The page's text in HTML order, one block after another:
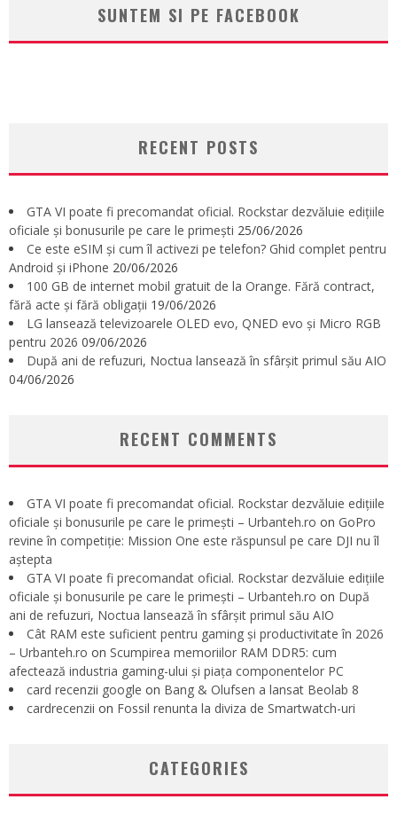
SUNTEM SI PE FACEBOOK
RECENT POSTS
GTA VI poate fi precomandat oficial. Rockstar dezvăluie edițiile
oficiale și bonusurile pe care le primești 25/06/2026
Ce este eSIM și cum îl activezi pe telefon? Ghid complet pentru
Android și iPhone 20/06/2026
100 GB de internet mobil gratuit de la Orange. Fără contract,
fără acte și fără obligații 19/06/2026
LG lansează televizoarele OLED evo, QNED evo și Micro RGB
pentru 2026 09/06/2026
După ani de refuzuri, Noctua lansează în sfârșit primul său AIO
04/06/2026
RECENT COMMENTS
GTA VI poate fi precomandat oficial. Rockstar dezvăluie edițiile
oficiale și bonusurile pe care le primești – Urbanteh.ro on GoPro
revine în competiție: Mission One este răspunsul pe care DJI nu îl
aștepta
GTA VI poate fi precomandat oficial. Rockstar dezvăluie edițiile
oficiale și bonusurile pe care le primești – Urbanteh.ro on După
ani de refuzuri, Noctua lansează în sfârșit primul său AIO
Cât RAM este suficient pentru gaming și productivitate în 2026
– Urbanteh.ro on Scumpirea memoriilor RAM DDR5: cum
afectează industria gaming-ului și piața componentelor PC
card recenzii google on Bang & Olufsen a lansat Beolab 8
cardrecenzii on Fossil renunta la diviza de Smartwatch-uri
CATEGORIES